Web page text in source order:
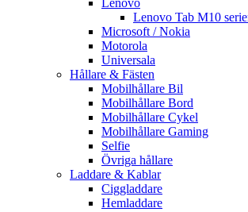
Lenovo
Lenovo Tab M10
Microsoft / Nokia
Motorola
Universala
Hållare & Fästen
Mobilhållare Bil
Mobilhållare Bord
Mobilhållare Cykel
Mobilhållare Gaming
Selfie
Övriga hållare
Laddare & Kablar
Ciggladdare
Hemladdare